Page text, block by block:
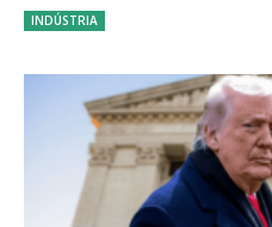
INDÚSTRIA